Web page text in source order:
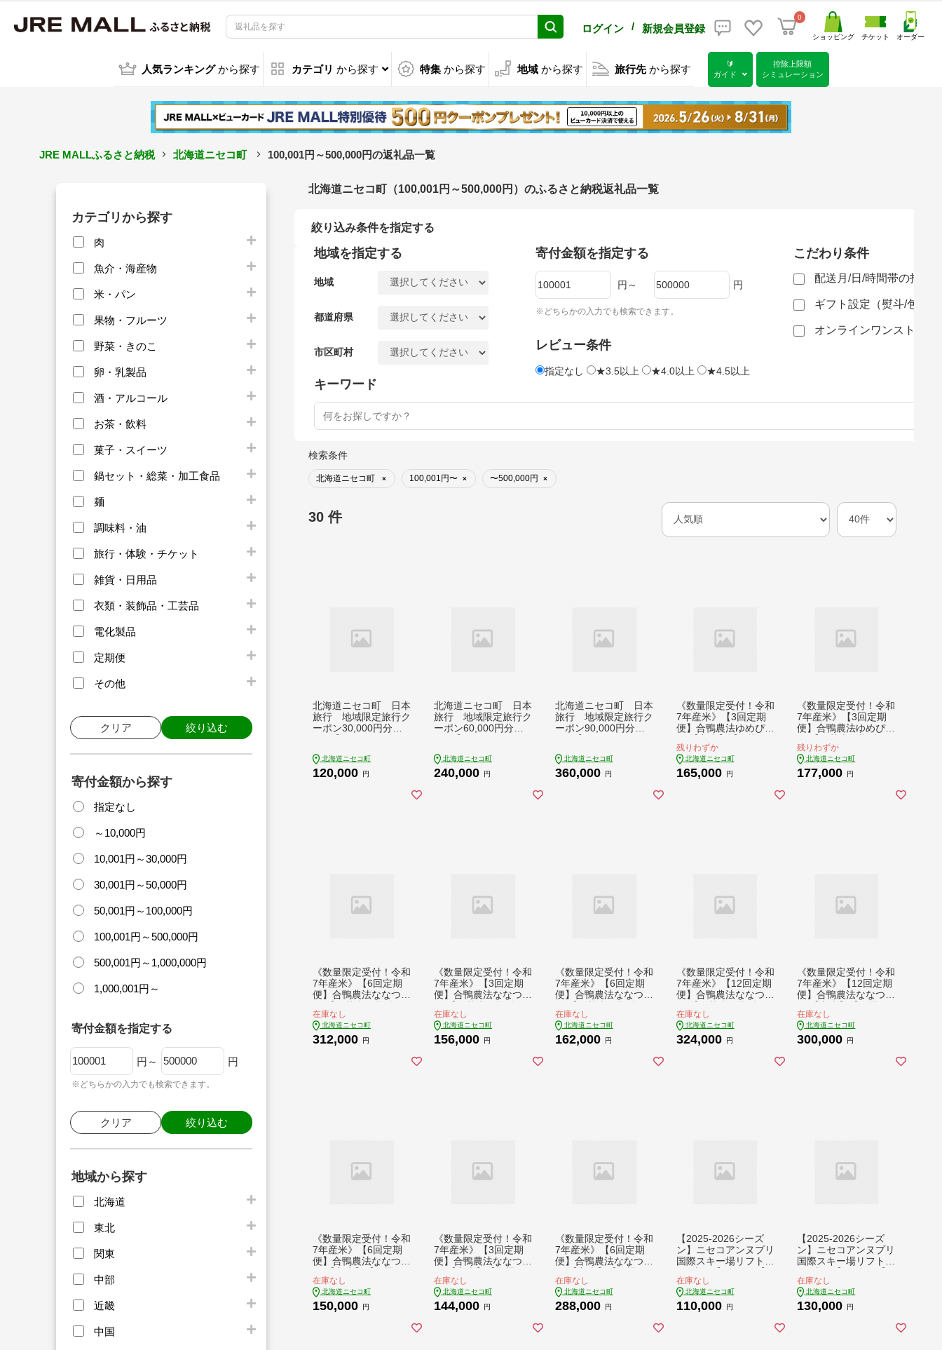
ログイン / 新規会員登録
0
ショッピング チケット オーダー
人気ランキング から探す カテゴリ から探す 特集 から探す 地域 から探す 旅行先 から探す
🔰
ガイド
控除上限額
シミュレーション
JRE MALLふるさと納税 北海道ニセコ町 100,001円～500,000円の返礼品一覧
カテゴリから探す
肉
魚介・海産物
米・パン
果物・フルーツ
野菜・きのこ
卵・乳製品
酒・アルコール
お茶・飲料
菓子・スイーツ
鍋セット・総菜・加工食品
麺
調味料・油
旅行・体験・チケット
雑貨・日用品
衣類・装飾品・工芸品
電化製品
定期便
その他
クリア 絞り込む
寄付金額から探す
指定なし
～10,000円
10,001円～30,000円
30,001円～50,000円
50,001円～100,000円
100,001円～500,000円
500,001円～1,000,000円
1,000,001円～
寄付金額を指定する
円～ 円
※どちらかの入力でも検索できます。
クリア 絞り込む
地域から探す
北海道
東北
関東
中部
近畿
中国
北海道ニセコ町（100,001円～500,000円）のふるさと納税返礼品一覧
絞り込み条件を指定する
地域を指定する
地域
都道府県
市区町村
寄付金額を指定する
円～ 円
※どちらかの入力でも検索できます。
レビュー条件
指定なし ★3.5以上 ★4.0以上 ★4.5以上
こだわり条件
配送月/日/時間帯の指定
ギフト設定（熨斗/包装
オンラインワンストップ
キーワード
検索条件
北海道ニセコ町 × 100,001円〜 × 〜500,000円 ×
30 件
北海道ニセコ町 日本
旅行 地域限定旅行ク
ーポン30,000円分【4
北海道ニセコ町
120,000 円
北海道ニセコ町 日本
旅行 地域限定旅行ク
ーポン60,000円分【4
北海道ニセコ町
240,000 円
北海道ニセコ町 日本
旅行 地域限定旅行ク
ーポン90,000円分【4
北海道ニセコ町
360,000 円
《数量限定受付！令和
7年産米》【3回定期
便】合鴨農法ゆめぴり
料/無農薬・無化学肥
料･備蓄用】 令和7年
度米 10kg(1kg×10
残りわずか
北海道ニセコ町
165,000 円
《数量限定受付！令和
7年産米》【3回定期
便】合鴨農法ゆめぴり
米】【有機肥料/無農
薬・無化学肥料･備蓄
用】令和7年度米 正味
残りわずか
北海道ニセコ町
177,000 円
《数量限定受付！令和
7年産米》【6回定期
便】合鴨農法ななつぼ
米】【有機肥料/無農
薬・無化学肥料･備蓄
用】令和7年度米 正味
在庫なし
北海道ニセコ町
312,000 円
《数量限定受付！令和
7年産米》【3回定期
便】合鴨農法ななつぼ
米】【有機肥料/無農
薬・無化学肥料･備蓄
用】令和7年度米 正味
在庫なし
北海道ニセコ町
156,000 円
《数量限定受付！令和
7年産米》【6回定期
便】合鴨農法ななつぼ
米】【有機肥料/無農
薬・無化学肥料･備蓄
用】令和7年度米 正味
在庫なし
北海道ニセコ町
162,000 円
《数量限定受付！令和
7年産米》【12回定期
便】合鴨農法ななつぼ
米】【有機肥料/無農
薬・無化学肥料･備蓄
用】令和7年度米 正味
在庫なし
北海道ニセコ町
324,000 円
《数量限定受付！令和
7年産米》【12回定期
便】合鴨農法ななつぼ
料/無農薬・無化学肥
料･備蓄用】 令和7年
度米 5kg(1kg×5袋)
在庫なし
北海道ニセコ町
300,000 円
《数量限定受付！令和
7年産米》【6回定期
便】合鴨農法ななつぼ
料/無農薬・無化学肥
料･備蓄用】 令和7年
度米 5kg(1kg×5袋)
在庫なし
北海道ニセコ町
150,000 円
《数量限定受付！令和
7年産米》【3回定期
便】合鴨農法ななつぼ
料/無農薬・無化学肥
料･備蓄用】 令和7年
度米 10kg(1kg×10
在庫なし
北海道ニセコ町
144,000 円
《数量限定受付！令和
7年産米》【6回定期
便】合鴨農法ななつぼ
料/無農薬・無化学肥
料･備蓄用】 令和7年
度米 10kg(1kg×10
在庫なし
北海道ニセコ町
288,000 円
【2025-2026シーズ
ン】ニセコアンヌプリ
国際スキー場リフト券
在庫なし
北海道ニセコ町
110,000 円
【2025-2026シーズ
ン】ニセコアンヌプリ
国際スキー場リフト券
在庫なし
北海道ニセコ町
130,000 円